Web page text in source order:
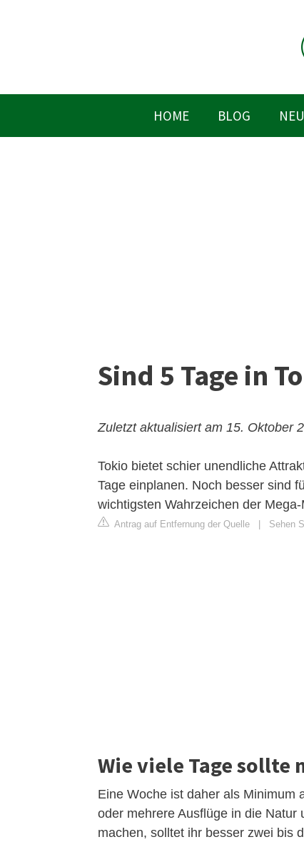
HOME BLOG
Sind 5 Tage in
Zuletzt aktualisiert am 15. Oktober
Tokio bietet schier unendliche
Tage einplanen. Noch besser sind
wichtigsten Wahrzeichen der
Antrag auf Entfernung der Quelle Sehen
Wie viele Tage sollte
Eine Woche ist daher als Minimum
oder mehrere Ausflüge in die
machen, solltet ihr besser zwei bis